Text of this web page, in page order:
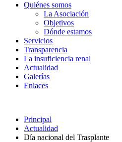
Quiénes somos
La Asociación
Objetivos
Dónde estamos
Servicios
Transparencia
La insuficiencia renal
Actualidad
Galerías
Enlaces
Principal
Actualidad
Día nacional del Trasplante